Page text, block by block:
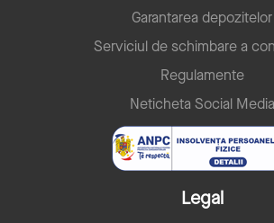
Garantarea depozitelor
Serviciul de schimbare a
Regulamente
Neticheta Social Media
Legal